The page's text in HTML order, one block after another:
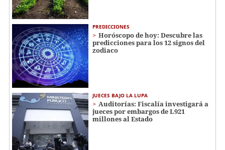
PREDICCIONES
Horóscopo de hoy: Descubre las
predicciones para los 12 signos del
zodiaco
JUECES BAJO LA LUPA
Auditorías: Fiscalía investigará a
jueces por embargos de L921
millones al Estado